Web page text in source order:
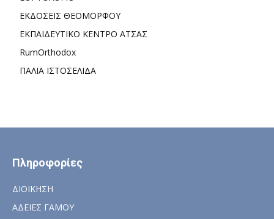
ΕΚΔΟΣΕΙΣ ΘΕΟΜΟΡΦΟΥ
ΕΚΠΑΙΔΕΥΤΙΚΟ ΚΕΝΤΡΟ ΑΤΣΑΣ
RumOrthodox
ΠΑΛΙΑ ΙΣΤΟΣΕΛΙΔΑ
Πληροφορίες
ΔΙΟΙΚΗΣΗ
ΑΔΕΙΕΣ ΓΑΜΟΥ